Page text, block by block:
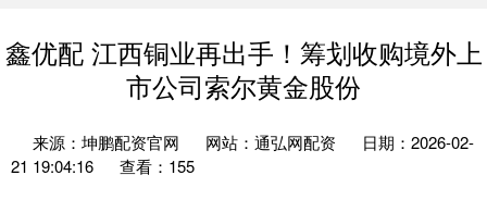
鑫优配 江西铜业再出手！筹划收购境外上
市公司索尔黄金股份
来源：坤鹏配资官网 网站：通弘网配资
日期：2026-02-
21 19:04:16
查看：155